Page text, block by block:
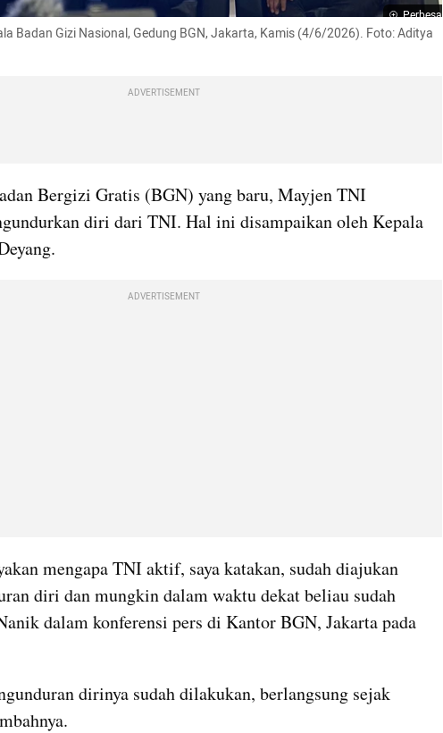
Perbesar
Badan Gizi Nasional, Gedung BGN, Jakarta, Kamis (4/6/2026). Foto: Aditya
ADVERTISEMENT
Bergizi Gratis (BGN) yang baru, Mayjen TNI
diri dari TNI. Hal ini disampaikan oleh Kepala
ADVERTISEMENT
mengapa TNI aktif, saya katakan, sudah diajukan
diri dan mungkin dalam waktu dekat beliau sudah
dalam konferensi pers di Kantor BGN, Jakarta pada
dirinya sudah dilakukan, berlangsung sejak